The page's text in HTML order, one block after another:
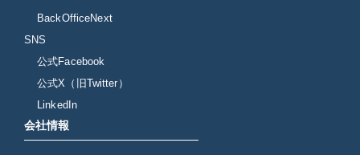
BackOfficeNext
SNS
公式Facebook
公式X（旧Twitter）
LinkedIn
会社情報